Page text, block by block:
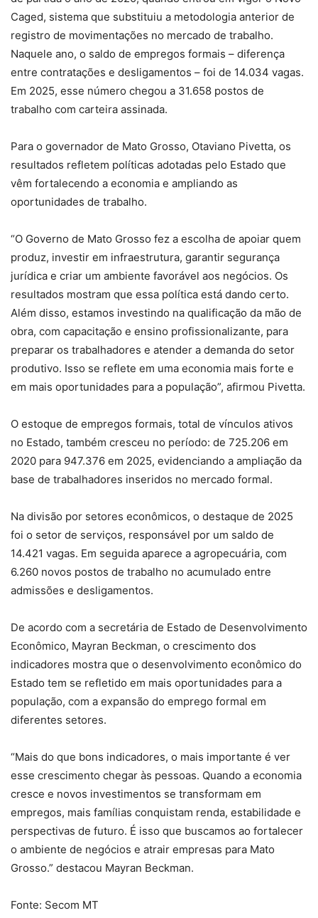
Caged, sistema que substituiu a metodologia anterior de
registro de movimentações no mercado de trabalho.
Naquele ano, o saldo de empregos formais – diferença
entre contratações e desligamentos – foi de 14.034 vagas.
Em 2025, esse número chegou a 31.658 postos de
trabalho com carteira assinada.
Para o governador de Mato Grosso, Otaviano Pivetta, os
resultados refletem políticas adotadas pelo Estado que
vêm fortalecendo a economia e ampliando as
oportunidades de trabalho.
“O Governo de Mato Grosso fez a escolha de apoiar quem
produz, investir em infraestrutura, garantir segurança
jurídica e criar um ambiente favorável aos negócios. Os
resultados mostram que essa política está dando certo.
Além disso, estamos investindo na qualificação da mão de
obra, com capacitação e ensino profissionalizante, para
preparar os trabalhadores e atender a demanda do setor
produtivo. Isso se reflete em uma economia mais forte e
em mais oportunidades para a população”, afirmou Pivetta.
O estoque de empregos formais, total de vínculos ativos
no Estado, também cresceu no período: de 725.206 em
2020 para 947.376 em 2025, evidenciando a ampliação da
base de trabalhadores inseridos no mercado formal.
Na divisão por setores econômicos, o destaque de 2025
foi o setor de serviços, responsável por um saldo de
14.421 vagas. Em seguida aparece a agropecuária, com
6.260 novos postos de trabalho no acumulado entre
admissões e desligamentos.
De acordo com a secretária de Estado de Desenvolvimento
Econômico, Mayran Beckman, o crescimento dos
indicadores mostra que o desenvolvimento econômico do
Estado tem se refletido em mais oportunidades para a
população, com a expansão do emprego formal em
diferentes setores.
“Mais do que bons indicadores, o mais importante é ver
esse crescimento chegar às pessoas. Quando a economia
cresce e novos investimentos se transformam em
empregos, mais famílias conquistam renda, estabilidade e
perspectivas de futuro. É isso que buscamos ao fortalecer
o ambiente de negócios e atrair empresas para Mato
Grosso.” destacou Mayran Beckman.
Fonte: Secom MT